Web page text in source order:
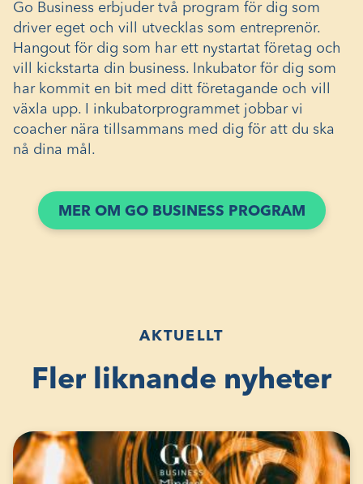
Go Business erbjuder två program för dig som
driver eget och vill utvecklas som entreprenör.
Hangout för dig som har ett nystartat företag och
vill kickstarta din business. Inkubator för dig som
har kommit en bit med ditt företagande och vill
växla upp. I inkubatorprogrammet jobbar vi
coacher nära tillsammans med dig för att du ska
nå dina mål.
MER OM GO BUSINESS PROGRAM
AKTUELLT
Fler liknande nyheter